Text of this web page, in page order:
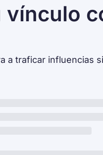
vínculo
a traficar influencias